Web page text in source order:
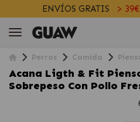
ENVÍOS GRATIS > 39€
Perros Comida
Acana Ligth & Fit
Sobrepeso Con Pollo